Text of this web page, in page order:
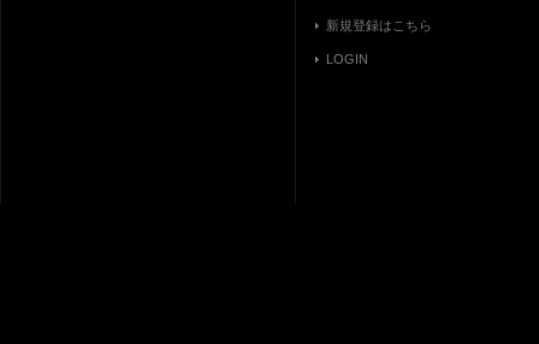
新規登録はこちら
LOGIN